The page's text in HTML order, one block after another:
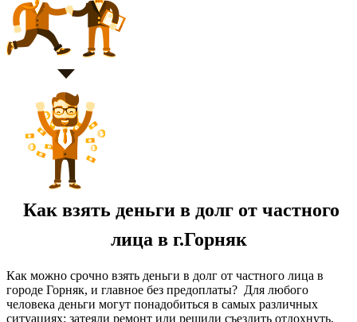
Как взять деньги в долг от частного
лица в г.Горняк
Как можно срочно взять деньги в долг от частного лица в
городе Горняк, и главное без предоплаты? Для любого
человека деньги могут понадобиться в самых различных
ситуациях: затеяли ремонт или решили съездить отдохнуть,